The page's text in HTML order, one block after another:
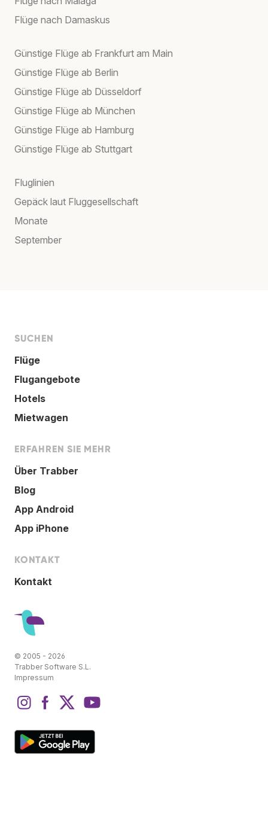
Flüge nach Damaskus
Günstige Flüge ab Frankfurt am Main
Günstige Flüge ab Berlin
Günstige Flüge ab Düsseldorf
Günstige Flüge ab München
Günstige Flüge ab Hamburg
Günstige Flüge ab Stuttgart
Fluglinien
Gepäck laut Fluggesellschaft
Monate
September
SUCHEN
Flüge
Flugangebote
Hotels
Mietwagen
ERFAHREN SIE MEHR
Über Trabber
Blog
App Android
App iPhone
KONTAKT
Kontakt
© 2005 - 2026
Trabber Software S.L.
Impressum